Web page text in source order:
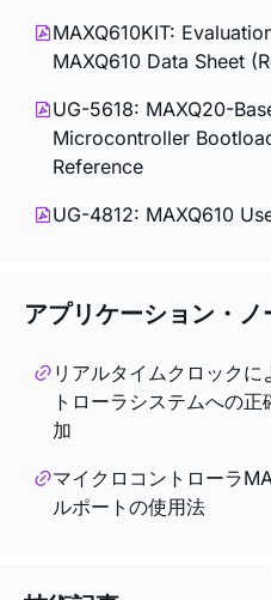
MAXQ610KIT:
MAXQ610 Data Sheet
UG-5618: MAXQ20-
Microcontroller
Reference
UG-4812: MAXQ610
アプリケーション・ノ
リアルタイムクロックに
トローラシステムへの
加
マイクロコントローラ
ルポートの使用法